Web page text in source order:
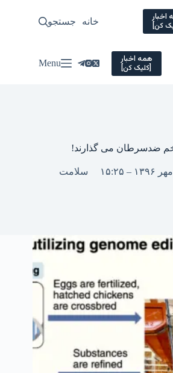
اخبار
کن] خانه سیاسی
جستجو
همه اخبار
[کلیک کن] Menu
ضدسرطان می گذارند!
سلامت